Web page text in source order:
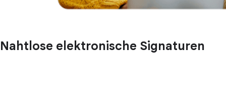
Nahtlose elektronische Signaturen